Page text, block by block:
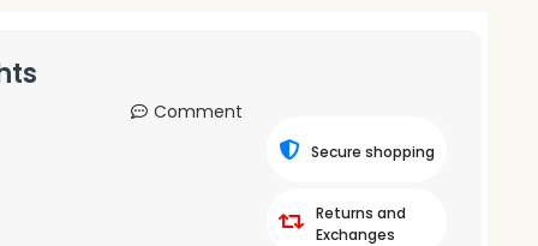
Comment
Secure shopping
Returns and
Exchanges